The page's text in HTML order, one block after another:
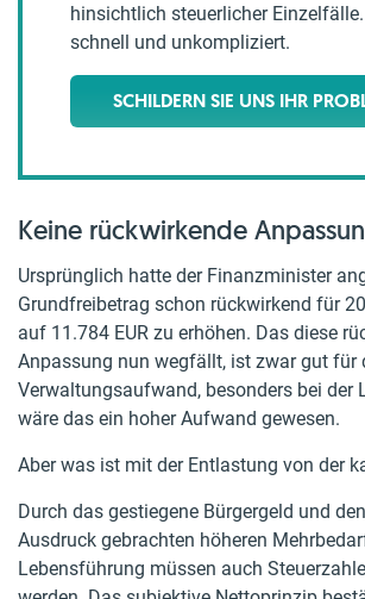
hinsichtlich steuerlicher
schnell und unkompliziert.
SCHILDERN SIE UNS IHR
Keine rückwirkende
Ursprünglich hatte der Finanzminister
Grundfreibetrag schon rückwirkend für
auf 11.784 EUR zu erhöhen. Das diese
Anpassung nun wegfällt, ist zwar gut für
Verwaltungsaufwand, besonders bei der
wäre das ein hoher Aufwand gewesen.
Aber was ist mit der Entlastung von der
Durch das gestiegene Bürgergeld und
Ausdruck gebrachten höheren
Lebensführung müssen auch